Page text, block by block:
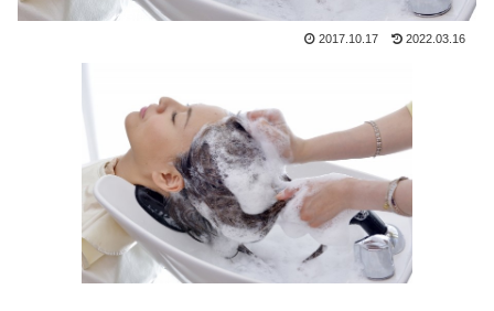
2017.10.17 2022.03.16